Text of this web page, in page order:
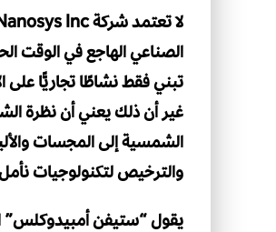
الصناعي الهاجع في الوقت
تبني فقط نشاطًا تجاريًّا على
غير أن ذلك يعني أن نظرة
الشمسية إلى المجسات
والترخيص لتكنولوجيات
يقول “ستيفن أمبيدوكلس”